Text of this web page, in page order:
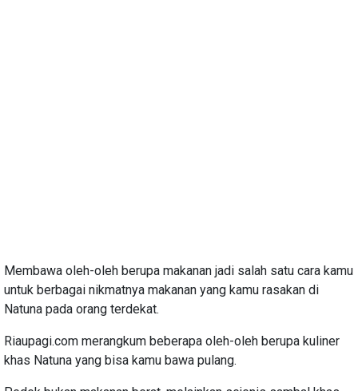
Membawa oleh-oleh berupa makanan jadi salah satu cara kamu
untuk berbagai nikmatnya makanan yang kamu rasakan di
Natuna pada orang terdekat.
Riaupagi.com merangkum beberapa oleh-oleh berupa kuliner
khas Natuna yang bisa kamu bawa pulang.